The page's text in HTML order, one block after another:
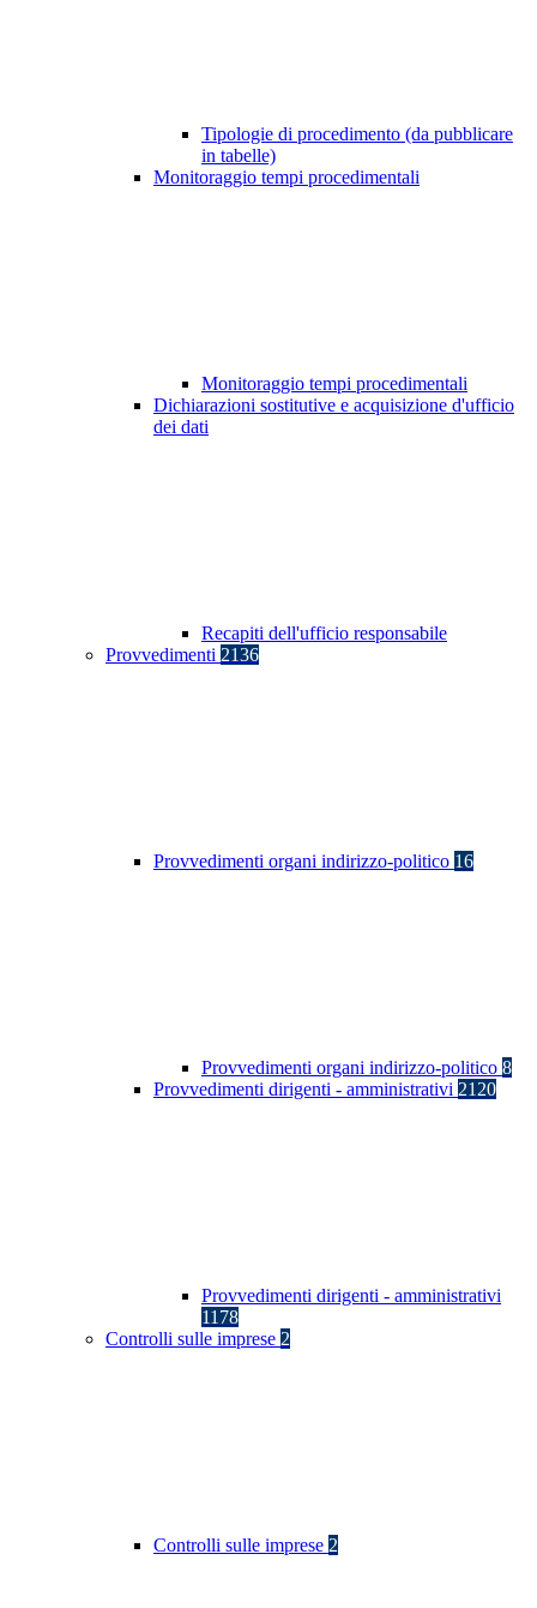
Tipologie di procedimento (da pubblicare
in tabelle)
Monitoraggio tempi procedimentali
Monitoraggio tempi procedimentali
Dichiarazioni sostitutive e acquisizione d'ufficio
dei dati
Recapiti dell'ufficio responsabile
Provvedimenti 2136
Provvedimenti organi indirizzo-politico 16
Provvedimenti organi indirizzo-politico 8
Provvedimenti dirigenti - amministrativi 2120
Provvedimenti dirigenti - amministrativi
1178
Controlli sulle imprese 2
Controlli sulle imprese 2